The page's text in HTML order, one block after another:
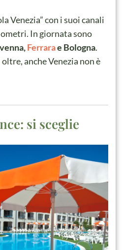
Venezia” con i suoi canali
In giornata sono
Ferrarae Bologna.
anche Venezia non è
si sceglie